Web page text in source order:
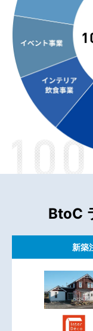
BtoC
新築